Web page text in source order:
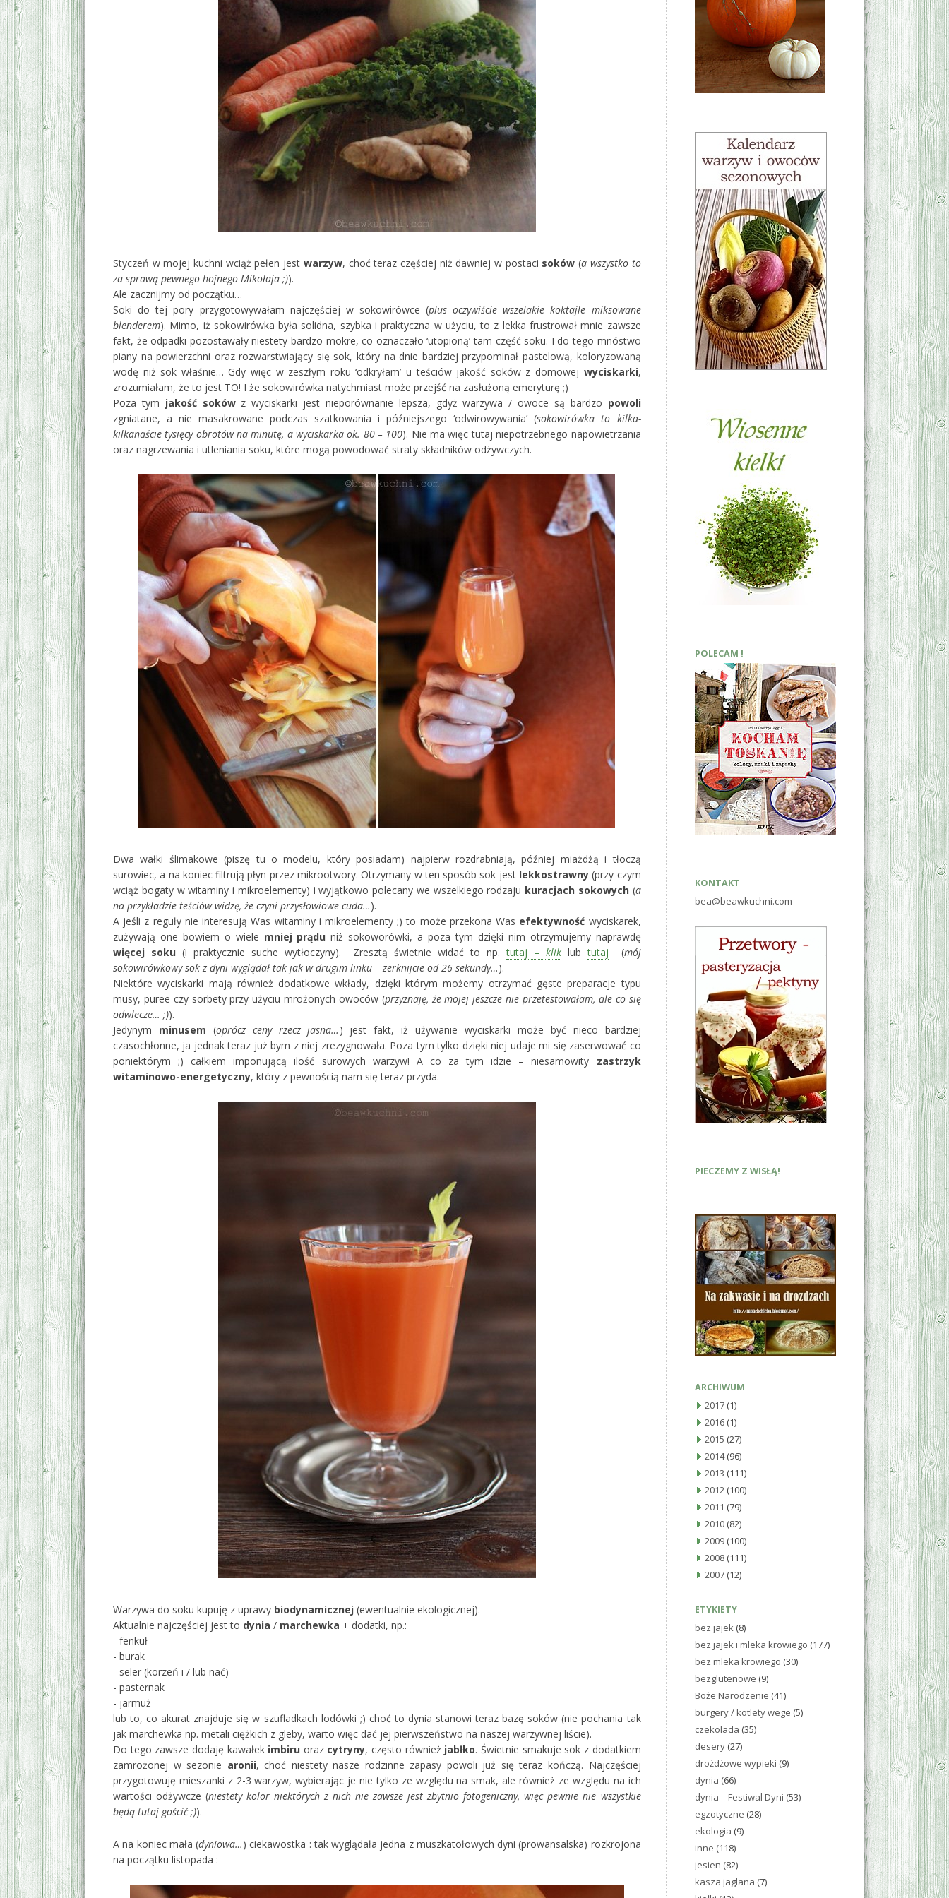
Styczeń w mojej kuchni wciąż pełen jest warzyw, choć teraz częściej niż dawniej w postaci soków (a wszystko to
za sprawą pewnego hojnego Mikołaja ;)).
Ale zacznijmy od początku…
Soki do tej pory przygotowywałam najczęściej w sokowirówce (plus oczywiście wszelakie koktajle miksowane
blenderem). Mimo, iż sokowirówka była solidna, szybka i praktyczna w użyciu, to z lekka frustrował mnie zawsze
fakt, że odpadki pozostawały niestety bardzo mokre, co oznaczało ‘utopioną’ tam część soku. I do tego mnóstwo
piany na powierzchni oraz rozwarstwiający się sok, który na dnie bardziej przypominał pastelową, koloryzowaną
wodę niż sok właśnie… Gdy więc w zeszłym roku ‘odkryłam’ u teściów jakość soków z domowej wyciskarki,
zrozumiałam, że to jest TO! I że sokowirówka natychmiast może przejść na zasłużoną emeryturę ;)
Poza tym jakość sokówz wyciskarki jest nieporównanie lepsza, gdyż warzywa / owoce są bardzo powoli
zgniatane, a nie masakrowane podczas szatkowania i późniejszego ‘odwirowywania’ (sokowirówka to kilka-
kilkanaście tysięcy obrotów na minutę, a wyciskarka ok. 80 – 100). Nie ma więc tutaj niepotrzebnego napowietrzania
oraz nagrzewania i utleniania soku, które mogą powodować straty składników odżywczych.
Dwa wałki ślimakowe (piszę tu o modelu, który posiadam) najpierw rozdrabniają, później miażdżą i tłoczą
surowiec, a na koniec filtrują płyn przez mikrootwory. Otrzymany w ten sposób sok jest lekkostrawny(przy czym
wciąż bogaty w witaminy i mikroelementy) i wyjątkowo polecany we wszelkiego rodzaju kuracjach sokowych(a
na przykładzie teściów widzę, że czyni przysłowiowe cuda…).
A jeśli z reguły nie interesują Was witaminy i mikroelementy ;) to może przekona Was efektywność wyciskarek,
zużywają one bowiem o wiele mniej prądu niż sokoworówki, a poza tym dzięki nim otrzymujemy naprawdę
więcej soku(i praktycznie suche wytłoczyny). Zresztą świetnie widać to np.tutaj – kliklubtutaj (mój
sokowirówkowy sok z dyni wyglądał tak jak w drugim linku – zerknijcie od 26 sekundy…).
Niektóre wyciskarki mają również dodatkowe wkłady, dzięki którym możemy otrzymać gęste preparacje typu
musy, puree czy sorbety przy użyciu mrożonych owoców (przyznaję, że mojej jeszcze nie przetestowałam, ale co się
odwlecze… ;)).
Jedynym minusem (oprócz ceny rzecz jasna… ) jest fakt, iż używanie wyciskarki może być nieco bardziej
czasochłonne, ja jednak teraz już bym z niej zrezygnowała. Poza tym tylko dzięki niej udaje mi się zaserwować co
poniektórym ;) całkiem imponującą ilość surowych warzyw! A co za tym idzie – niesamowity zastrzyk
witaminowo-energetyczny, który z pewnością nam się teraz przyda.
Warzywa do soku kupuję z uprawy biodynamicznej (ewentualnie ekologicznej).
Aktualnie najczęściej jest to dynia / marchewka + dodatki, np.:
- fenkuł
- burak
- seler (korzeń i / lub nać)
- pasternak
- jarmuż
lub to, co akurat znajduje się w szufladkach lodówki ;) choć to dynia stanowi teraz bazę soków (nie pochania tak
jak marchewka np. metali ciężkich z gleby, warto więc dać jej pierwszeństwo na naszej warzywnej liście).
Do tego zawsze dodaję kawałek imbiru oraz cytryny, często również jabłko. Świetnie smakuje sok z dodatkiem
zamrożonej w sezonie aronii, choć niestety nasze rodzinne zapasy powoli już się teraz kończą. Najczęściej
przygotowuję mieszanki z 2-3 warzyw, wybierając je nie tylko ze względu na smak, ale również ze względu na ich
wartości odżywcze (niestety kolor niektórych z nich nie zawsze jest zbytnio fotogeniczny, więc pewnie nie wszystkie
będą tutaj gościć ;)).
A na koniec mała (dyniowa…) ciekawostka : tak wyglądała jedna z muszkatołowych dyni (prowansalska) rozkrojona
na początku listopada :
POLECAM !
KONTAKT
bea@beawkuchni.com
PIECZEMY Z WISŁĄ!
ARCHIWUM
2017 (1)
2016 (1)
2015 (27)
2014(96)
2013 (111)
2012 (100)
2011 (79)
2010 (82)
2009 (100)
2008 (111)
2007 (12)
ETYKIETY
bez jajek (8)
bez jajek i mleka krowiego (177)
bez mleka krowiego (30)
bezglutenowe (9)
Boże Narodzenie (41)
burgery / kotlety wege (5)
czekolada (35)
desery (27)
drożdżowe wypieki (9)
dynia (66)
dynia – Festiwal Dyni (53)
egzotyczne (28)
ekologia (9)
inne (118)
jesien (82)
kasza jaglana (7)